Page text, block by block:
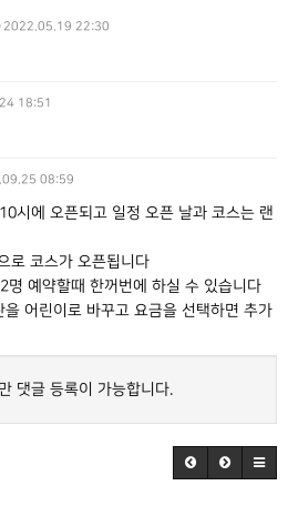
2022.05.19 22:30
18:51
08:59
시에 오픈되고 일정 오픈 날과 코스는 랜
로 코스가 오픈됩니다
명 예약할때 한꺼번에 하실 수 있습니다
을 어린이로 바꾸고 요금을 선택하면 추가
댓글 등록이 가능합니다.